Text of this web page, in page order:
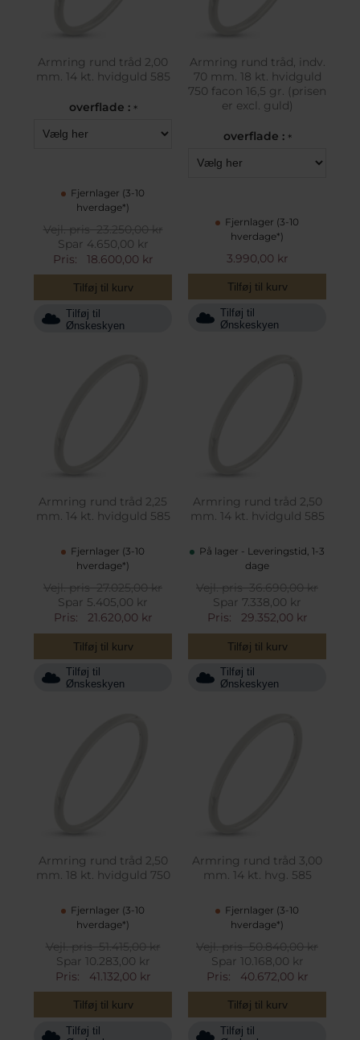
Armring rund tråd 2,00
mm. 14 kt. hvidguld 585
overflade : *
Fjernlager (3-10
hverdage*)
Vejl. pris23.250,00 kr
Spar 4.650,00 kr
Pris:
18.600,00 kr
Tilføj til kurv
Tilføj til
Ønskeskyen
Armring rund tråd, indv.
70 mm. 18 kt. hvidguld
750 facon 16,5 gr. (prisen
er excl. guld)
overflade : *
Fjernlager (3-10
hverdage*)
3.990,00 kr
Tilføj til kurv
Tilføj til
Ønskeskyen
Armring rund tråd 2,25
mm. 14 kt. hvidguld 585
Fjernlager (3-10
hverdage*)
Vejl. pris27.025,00 kr
Spar 5.405,00 kr
Pris:
21.620,00 kr
Tilføj til kurv
Tilføj til
Ønskeskyen
Armring rund tråd 2,50
mm. 14 kt. hvidguld 585
På lager - Leveringstid, 1-3
dage
Vejl. pris36.690,00 kr
Spar 7.338,00 kr
Pris:
29.352,00 kr
Tilføj til kurv
Tilføj til
Ønskeskyen
Armring rund tråd 2,50
mm. 18 kt. hvidguld 750
Fjernlager (3-10
hverdage*)
Vejl. pris51.415,00 kr
Spar 10.283,00 kr
Pris:
41.132,00 kr
Tilføj til kurv
Tilføj til
Armring rund tråd 3,00
mm. 14 kt. hvg. 585
Fjernlager (3-10
hverdage*)
Vejl. pris50.840,00 kr
Spar 10.168,00 kr
Pris:
40.672,00 kr
Tilføj til kurv
Tilføj til